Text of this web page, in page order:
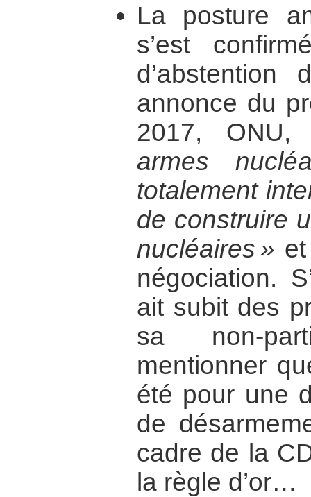
La posture
s’est
annonce du
2017,
armes
totalement
de construire
nucléaires »
négociation.
ait subit des
sa non-
mentionner
été pour une
de
cadre de la
la règle d’or…